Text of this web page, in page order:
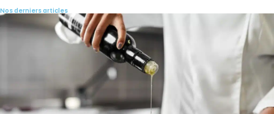
Nos derniers articles